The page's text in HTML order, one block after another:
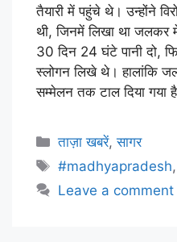
तैयारी में पहुंचे थे। उन्होंने
थी, जिनमें लिखा था जलकर में
30 दिन 24 घंटे पानी दो,
स्लोगन लिखे थे। हालांकि
सम्मेलन तक टाल दिया गया
ताज़ा खबरें,सागर
#madhyapradesh
Leave a comment